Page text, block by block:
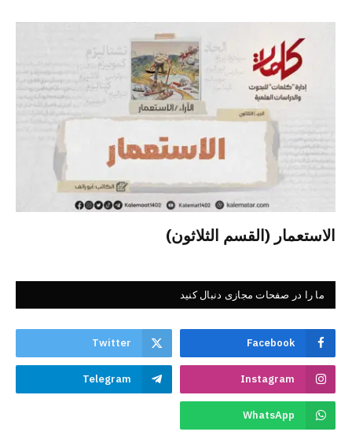
الاستعمار (القسم الثلاثون)
ما را در صفحات مجازی دنبال کنید
Facebook
Twitter
Instagram
Telegram
WhatsApp